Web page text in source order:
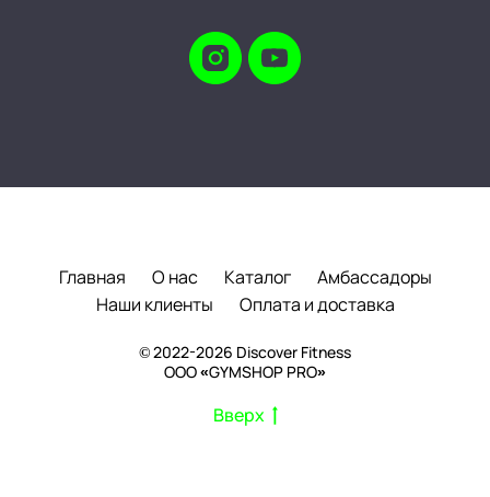
Главная О нас Каталог
Амбассадоры
Наши клиенты
Оплата и доставка
© 2022-2026 Discover Fitness
ООО «GYMSHOP PRO»
Вверх